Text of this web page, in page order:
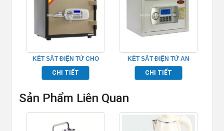
KÉT SẮT ĐIỆN TỬ CHO
VĂN PHÒNG – TPCT42E
CHI TIẾT
KÉT SẮT ĐIỆN TỬ AN
TOÀN – TP69G25
CHI TIẾT
Sản Phẩm Liên Quan